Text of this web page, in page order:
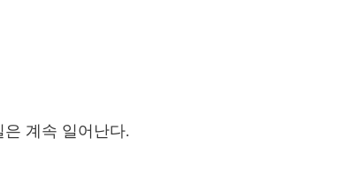
계속 일어난다.